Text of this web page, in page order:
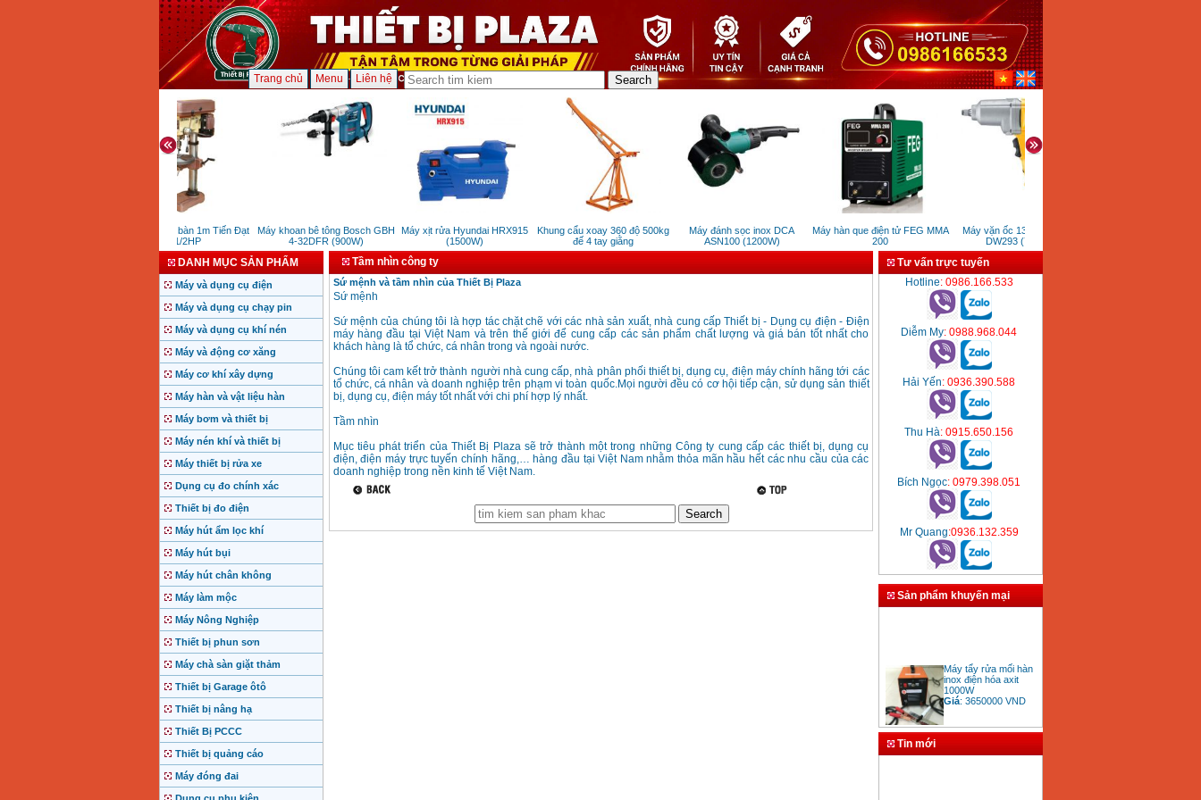
Trang chủ Menu Liên hệ
Máy khoan bàn 1m Tiến Đạt
1/2HP
Máy khoan bê tông Bosch GBH
4-32DFR (900W)
Máy xịt rửa Hyundai HRX915
(1500W)
Khung cẩu xoay 360 độ 500kg
đế 4 tay giằng
Máy đánh sọc inox DCA
ASN100 (1200W)
Máy hàn que điện tử FEG MMA
200
Máy vặn ốc 13mm Dewalt
DW293 (710W)
DANH MỤC SẢN PHẨM
Máy và dụng cụ điện
Máy và dụng cụ chạy pin
Máy và dụng cụ khí nén
Máy và động cơ xăng
Máy cơ khí xây dựng
Máy hàn và vật liệu hàn
Máy bơm và thiết bị
Máy nén khí và thiết bị
Máy thiết bị rửa xe
Dụng cụ đo chính xác
Thiết bị đo điện
Máy hút ẩm lọc khí
Máy hút bụi
Máy hút chân không
Máy làm mộc
Máy Nông Nghiệp
Thiết bị phun sơn
Máy chà sàn giặt thảm
Thiết bị Garage ôtô
Thiết bị nâng hạ
Thiết Bị PCCC
Thiết bị quảng cáo
Máy đóng đai
Tầm nhìn công ty
Sứ mệnh và tầm nhìn của Thiết Bị Plaza
Sứ mệnh
Sứ mệnh của chúng tôi là hợp tác chặt chẽ với các nhà sản xuất, nhà cung cấp Thiết bị - Dụng cụ điện - Điện
máy hàng đầu tại Việt Nam và trên thế giới để cung cấp các sản phẩm chất lượng và giá bán tốt nhất cho
khách hàng là tổ chức, cá nhân trong và ngoài nước.
Chúng tôi cam kết trở thành người nhà cung cấp, nhà phân phối thiết bị, dụng cụ, điện máy chính hãng tới các
tổ chức, cá nhân và doanh nghiệp trên phạm vi toàn quốc.Mọi người đều có cơ hội tiếp cận, sử dụng sản thiết
bị, dụng cụ, điện máy tốt nhất với chi phí hợp lý nhất.
Tầm nhìn
Mục tiêu phát triển của Thiết Bị Plaza sẽ trở thành một trong những Công ty cung cấp các thiết bị, dụng cụ
điện, điện máy trực tuyến chính hãng,… hàng đầu tại Việt Nam nhằm thỏa mãn hầu hết các nhu cầu của các
doanh nghiệp trong nền kinh tế Việt Nam.
Tư vấn trực tuyến
Hotline: 0986.166.533
Diễm My: 0988.968.044
Hải Yến: 0936.390.588
Thu Hà: 0915.650.156
Bích Ngọc: 0979.398.051
Mr Quang:0936.132.359
Sản phẩm khuyến mại
Máy tẩy rửa mối hàn
inox điện hóa axit
1000W
Giá:3650000
Tin mới